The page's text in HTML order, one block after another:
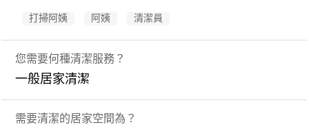
打掃阿姨 阿姨 清潔員
您需要何種清潔服務？
一般居家清潔
需要清潔的居家空間為？